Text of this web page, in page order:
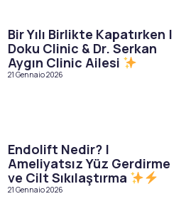
Bir Yılı Birlikte Kapatırken |
Doku Clinic & Dr. Serkan
Aygın Clinic Ailesi
21 Gennaio 2026
Endolift Nedir? |
Ameliyatsız Yüz Gerdirme
ve Cilt Sıkılaştırma
21 Gennaio 2026